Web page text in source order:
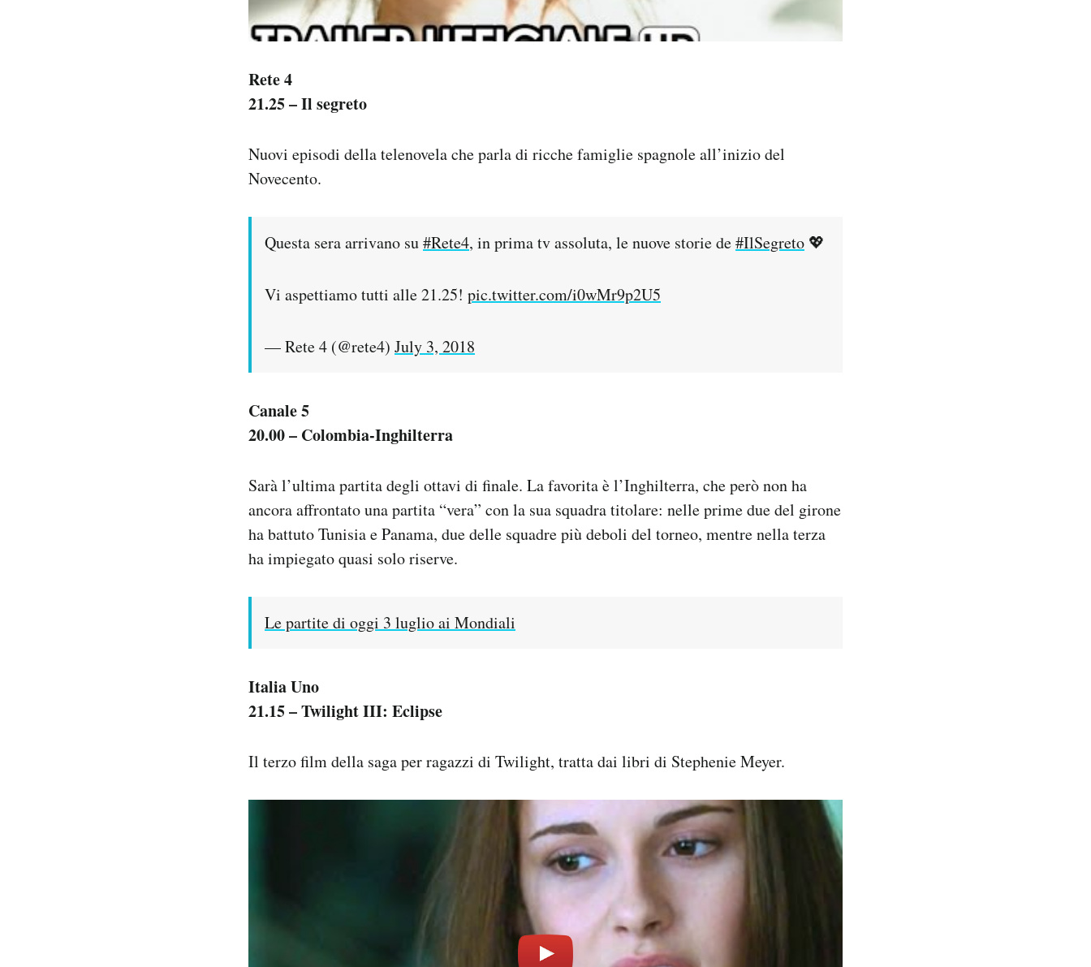
Rete 4
21.25 – Il segreto
Nuovi episodi della telenovela che parla di ricche famiglie spagnole all’inizio del
Novecento.
Questa sera arrivano su#Rete4, in prima tv assoluta, le nuove storie de#IlSegreto 💖
Vi aspettiamo tutti alle 21.25! pic.twitter.com/i0wMr9p2U5
— Rete 4 (@rete4) July 3, 2018
Canale 5
20.00 – Colombia-Inghilterra
Sarà l’ultima partita degli ottavi di finale. La favorita è l’Inghilterra, che però non ha
ancora affrontato una partita “vera” con la sua squadra titolare: nelle prime due del girone
ha battuto Tunisia e Panama, due delle squadre più deboli del torneo, mentre nella terza
ha impiegato quasi solo riserve.
Le partite di oggi 3 luglio ai Mondiali
Italia Uno
21.15 – Twilight III: Eclipse
Il terzo film della saga per ragazzi di Twilight, tratta dai libri di Stephenie Meyer.